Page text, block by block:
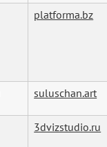
platforma.bz
suluschan.art
3dvizstudio.ru